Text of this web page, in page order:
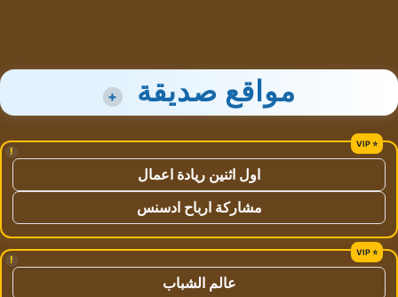
مواقع صديقة +
!
اول اثنين ريادة اعمال
مشاركة ارباح ادسنس
!
عالم الشباب